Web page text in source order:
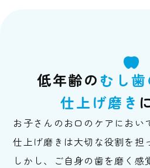
低年齢の むし
仕上げ磨き
お子さんのお口のケアにおい
仕上げ磨きは大切な役割を担
しかし、ご自身の歯を磨く感